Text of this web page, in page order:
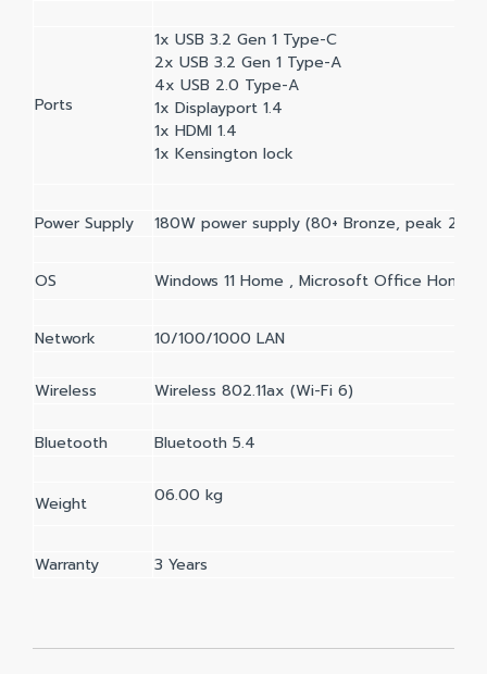
Ports
1x USB 3.2 Gen 1 Type-C
2x USB 3.2 Gen 1 Type-A
4x USB 2.0 Type-A
1x Displayport 1.4
1x HDMI 1.4
1x Kensington lock
Power Supply 180W power supply (80+ Bronze, peak
OS Windows 11 Home , Microsoft Office Home
Network 10/100/1000 LAN
Wireless Wireless 802.11ax (Wi-Fi 6)
Bluetooth Bluetooth 5.4
Weight 06.00 kg
Warranty 3 Years